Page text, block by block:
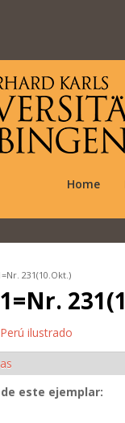
Home
usted aquí
231(10.Okt.)
ilustrado
este ejemplar: